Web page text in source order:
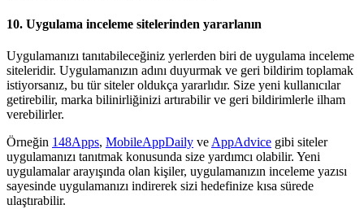
10. Uygulama inceleme sitelerinden yararlanın
Uygulamanızı tanıtabileceğiniz yerlerden biri de uygulama inceleme
siteleridir. Uygulamanızın adını duyurmak ve geri bildirim toplamak
istiyorsanız, bu tür siteler oldukça yararlıdır. Size yeni kullanıcılar
getirebilir, marka bilinirliğinizi artırabilir ve geri bildirimlerle ilham
verebilirler.
Örneğin 148Apps, MobileAppDaily ve AppAdvice gibi siteler
uygulamanızı tanıtmak konusunda size yardımcı olabilir. Yeni
uygulamalar arayışında olan kişiler, uygulamanızın inceleme yazısı
sayesinde uygulamanızı indirerek sizi hedefinize kısa sürede
ulaştırabilir.